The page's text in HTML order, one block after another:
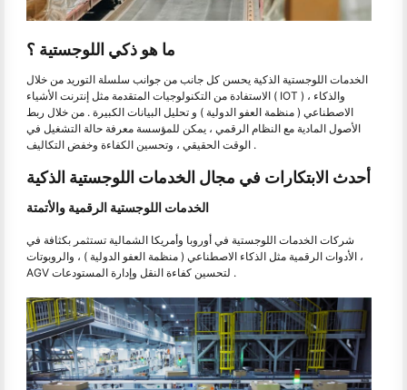
ما هو ذكي اللوجستية ؟
الخدمات اللوجستية الذكية يحسن كل جانب من جوانب سلسلة التوريد من خلال
الاستفادة من التكنولوجيات المتقدمة مثل إنترنت الأشياء ( IOT ) ، والذكاء
الاصطناعي ( منظمة العفو الدولية ) و تحليل البيانات الكبيرة . من خلال ربط
الأصول المادية مع النظام الرقمي ، يمكن للمؤسسة معرفة حالة التشغيل في
الوقت الحقيقي ، وتحسين الكفاءة وخفض التكاليف .
أحدث الابتكارات في مجال الخدمات اللوجستية الذكية
الخدمات اللوجستية الرقمية والأتمتة
شركات الخدمات اللوجستية في أوروبا وأمريكا الشمالية تستثمر بكثافة في
الأدوات الرقمية مثل الذكاء الاصطناعي ( منظمة العفو الدولية ) ، والروبوتات ،
AGV لتحسين كفاءة النقل وإدارة المستودعات .